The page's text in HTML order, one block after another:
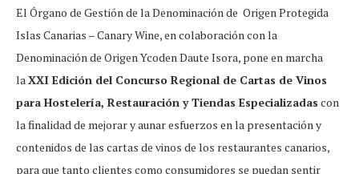
El Órgano de Gestión de la Denominación de Origen Protegida
Islas Canarias – Canary Wine, en colaboración con la
Denominación de Origen Ycoden Daute Isora, pone en marcha
la XXI Edición del Concurso Regional de Cartas de Vinos
para Hostelería, Restauración y Tiendas Especializadas con
la finalidad de mejorar y aunar esfuerzos en la presentación y
contenidos de las cartas de vinos de los restaurantes canarios,
para que tanto clientes como consumidores se puedan sentir